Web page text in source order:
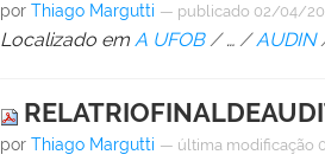
porThiago Margutti — publicado 02/04/
Localizado em A UFOB /…/AUDIN
porThiago Margutti — última modificação